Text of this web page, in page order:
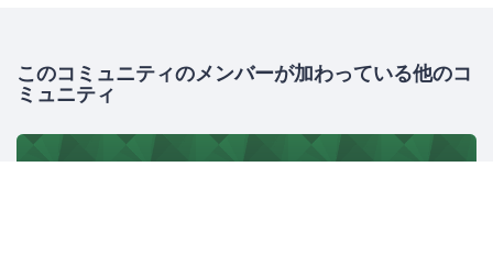
このコミュニティのメンバーが加わっている他のコ
ミュニティ